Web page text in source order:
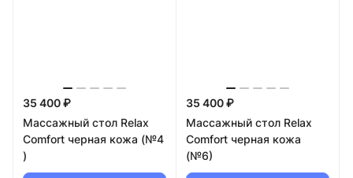
35 400 ₽
Массажный стол Relax
Comfort черная кожа (№4
)
35 400 ₽
Массажный стол Relax
Comfort черная кожа
(№6)